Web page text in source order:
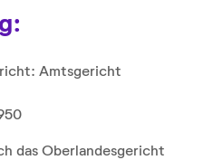
Amtsgericht
das Oberlandesgericht